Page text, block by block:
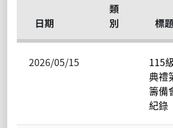
日期
類
別
標
2026/05/15
115
典禮
籌備
紀錄